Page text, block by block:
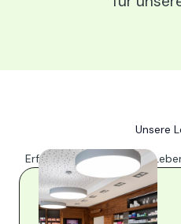
Unsere
Erfahren Sie, wie wir das